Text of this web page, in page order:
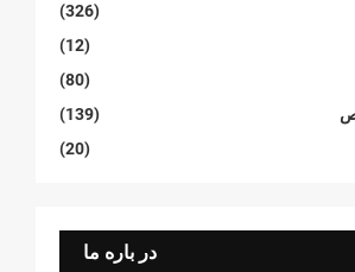
(326)
(12)
(80)
(139)
(20)
در باره ما